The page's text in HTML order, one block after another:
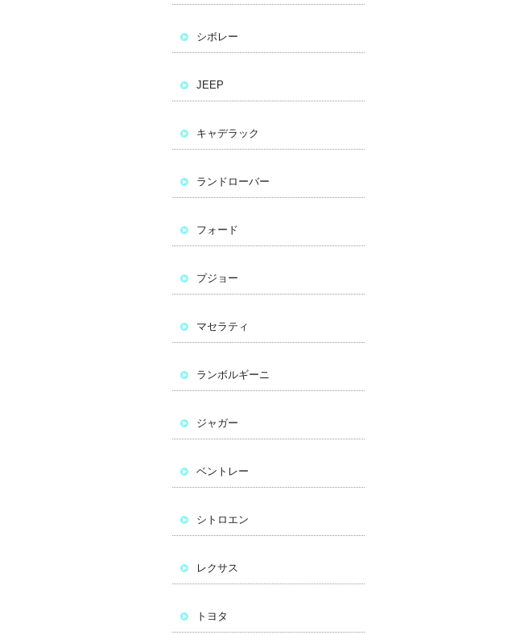
シボレー
JEEP
キャデラック
ランドローバー
フォード
プジョー
マセラティ
ランボルギーニ
ジャガー
ベントレー
シトロエン
レクサス
トヨタ